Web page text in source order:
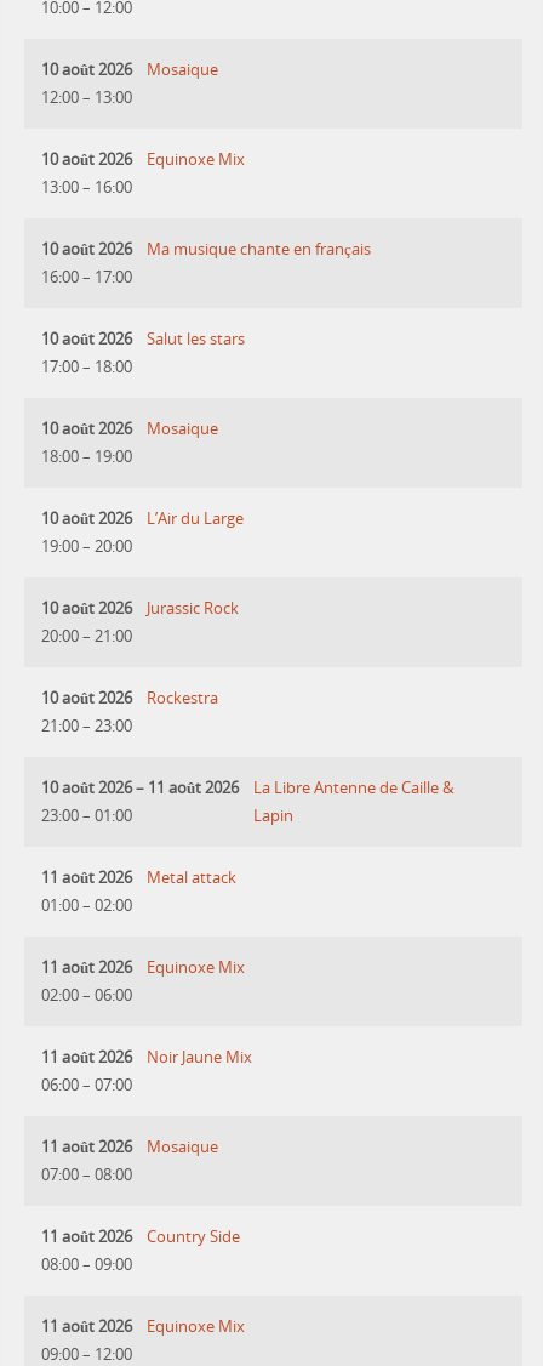
10:00– 12:00
10 août 2026
12:00– 13:00
Mosaique
10 août 2026
13:00– 16:00
Equinoxe Mix
10 août 2026
16:00– 17:00
Ma musique chante en français
10 août 2026
17:00– 18:00
Salut les stars
10 août 2026
18:00– 19:00
Mosaique
10 août 2026
19:00– 20:00
L’Air du Large
10 août 2026
20:00– 21:00
Jurassic Rock
10 août 2026
21:00– 23:00
Rockestra
10 août 2026– 11 août 2026
23:00– 01:00
La Libre Antenne de Caille &
Lapin
11 août 2026
01:00– 02:00
Metal attack
11 août 2026
02:00– 06:00
Equinoxe Mix
11 août 2026
06:00– 07:00
Noir Jaune Mix
11 août 2026
07:00– 08:00
Mosaique
11 août 2026
08:00– 09:00
Country Side
11 août 2026
09:00– 12:00
Equinoxe Mix